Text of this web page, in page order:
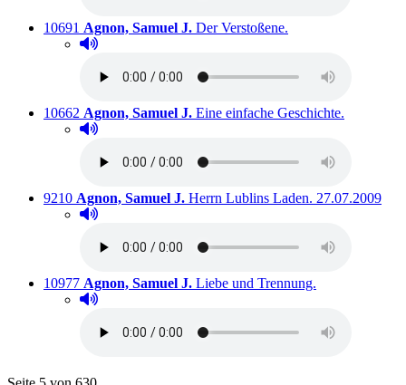
Titelnummer:
10691 von
Agnon, Samuel J. Der Verstoßene.
Hörprobe abspielen
Hörprobe von Der Verstoßene.
Titelnummer:
10662 von
Agnon, Samuel J. Eine einfache Geschichte.
Hörprobe abspielen
Hörprobe von Eine einfache Geschichte.
Titelnummer:
9210 von
Agnon, Samuel J. Herrn Lublins Laden. Ausleihbar seit
27.07.2009
Hörprobe abspielen
Hörprobe von Herrn Lublins Laden.
Titelnummer:
10977 von
Agnon, Samuel J. Liebe und Trennung.
Hörprobe abspielen
Hörprobe von Liebe und Trennung.